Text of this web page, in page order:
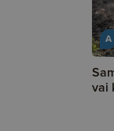
A
vai